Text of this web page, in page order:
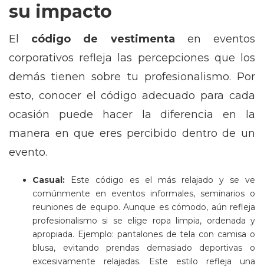
su impacto
El código de vestimenta en eventos
corporativos refleja las percepciones que los
demás tienen sobre tu profesionalismo. Por
esto, conocer el código adecuado para cada
ocasión puede hacer la diferencia en la
manera en que eres percibido dentro de un
evento.
Casual: Este código es el más relajado y se ve
comúnmente en eventos informales, seminarios o
reuniones de equipo. Aunque es cómodo, aún refleja
profesionalismo si se elige ropa limpia, ordenada y
apropiada. Ejemplo: pantalones de tela con camisa o
blusa, evitando prendas demasiado deportivas o
excesivamente relajadas. Este estilo refleja una